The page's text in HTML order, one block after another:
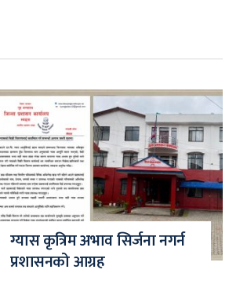
ग्यास कृत्रिम अभाव सिर्जना नगर्न
प्रशासनको आग्रह